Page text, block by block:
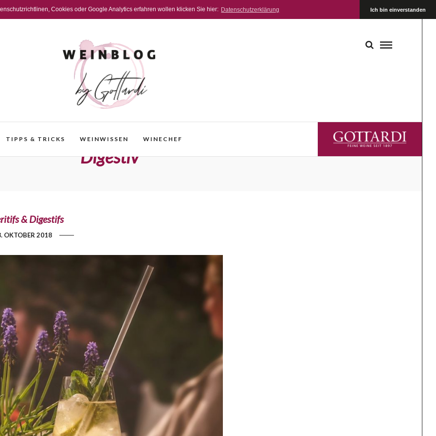
Cookies oder Google Analytics erfahren wollen klicken Sie hier: Datenschutzerklärung Ich bin einverstanden
TIPPS & TRICKS WEINWISSEN WINECHEF GOTTARDI FEINE WEINE
Digestiv
& Digestifs
OKTOBER 2018